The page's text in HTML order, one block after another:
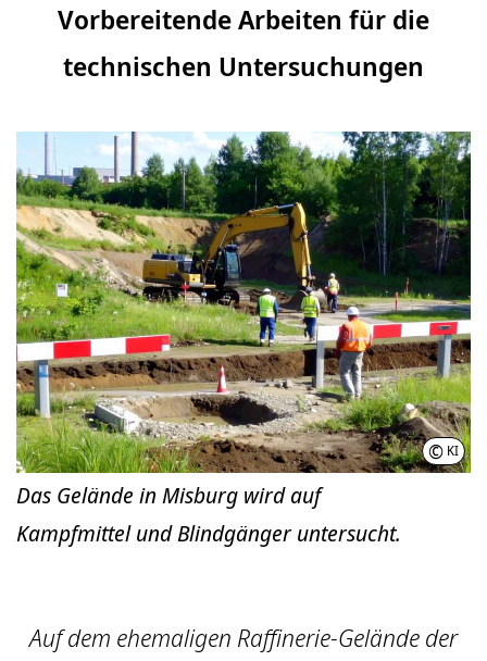
Vorbereitende Arbeiten für die
technischen Untersuchungen
© KI
Das Gelände in Misburg wird auf
Kampfmittel und Blindgänger untersucht.
Auf dem ehemaligen Raffinerie-Gelände der